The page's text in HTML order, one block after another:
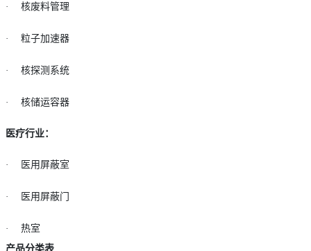
· 核废料管理
· 粒子加速器
· 核探测系统
· 核储运容器
医疗行业：
· 医用屏蔽室
· 医用屏蔽门
·
热室
产品分类表